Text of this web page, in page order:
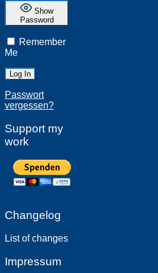
Show
Password
Remember
Me
Passwort
vergessen?
Support my
work
Changelog
List of changes
Impressum